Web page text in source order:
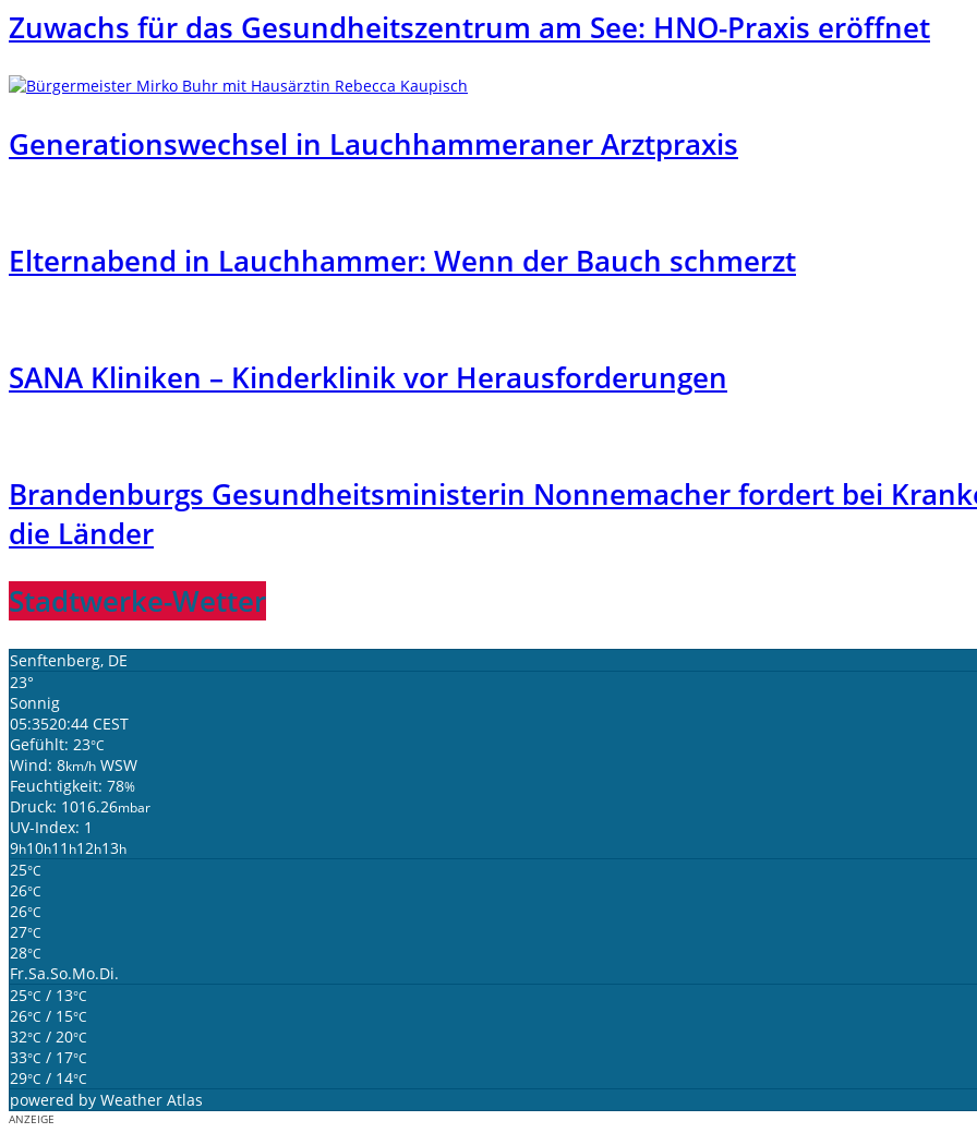
Zuwachs für das Gesundheitszentrum am See: HNO-Praxis eröffnet
Generationswechsel in Lauchhammeraner Arztpraxis
Elternabend in Lauchhammer: Wenn der Bauch schmerzt
SANA Kliniken – Kinderklinik vor Herausforderungen
Brandenburgs Gesundheitsministerin Nonnemacher fordert bei
die Länder
Stadtwerke-Wetter
Senftenberg, DE
23°
Sonnig
05:3520:44 CEST
Gefühlt: 23°C
Wind: 8km/h WSW
Feuchtigkeit: 78%
Druck: 1016.26mbar
UV-Index: 1
9h10h11 h12h13h
25°C
26°C
26°C
27°C
28°C
Fr.Sa.So.Mo.Di.
25°C / 13°C
26°C / 15°C
32°C / 20°C
33°C / 17°C
29°C / 14°C
powered by Weather Atlas
ANZEIGE